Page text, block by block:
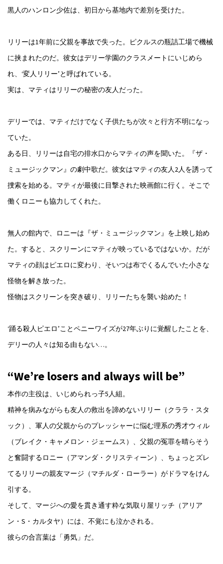
黒人のハンロン少佐は、初日から基地内で差別を受けた。
リリーは1年前に父親を事故で失った。ピクルスの瓶詰工場で機械
に挟まれたのだ。彼女はデリー学園のクラスメートにいじめら
れ、‘変人リリー’と呼ばれている。
実は、マティはリリーの秘密の友人だった。
デリーでは、マティだけでなく子供たちが次々と行方不明になっ
ていた。
ある日、リリーは自宅の排水口からマティの声を聞いた。『ザ・
ミュージックマン』の劇中歌だ。彼女はマティの友人2人を誘って
捜索を始める。マティが最後に目撃された映画館に行く。そこで
働くロニーも協力してくれた。
無人の館内で、ロニーは『ザ・ミュージックマン』を上映し始め
た。すると、スクリーンにマティが映っているではないか。だが
マティの顔はピエロに変わり、そいつは布でくるんでいた小さな
怪物を解き放った。
怪物はスクリーンを突き破り、リリーたちを襲い始めた！
‘踊る殺人ピエロ’ことペニーワイズが27年ぶりに覚醒したことを、
デリーの人々は知る由もない…。
“We’re losers and always will be”
本作の主役は、いじめられっ子5人組。
精神を病みながらも友人の救出を諦めないリリー（クララ・スタ
ック）、軍人の父親からのプレッシャーに悩む理系の秀才ウィル
（ブレイク・キャメロン・ジェームス）、父親の冤罪を晴らそう
と奮闘するロニー（アマンダ・クリスティーン）、ちょっとズレ
てるリリーの親友マージ（マチルダ・ローラー）がドラマをけん
引する。
そして、マージへの愛を貫き通す粋な気取り屋リッチ（アリア
ン・S・カルタヤ）には、不覚にも泣かされる。
彼らの合言葉は「勇気」だ。